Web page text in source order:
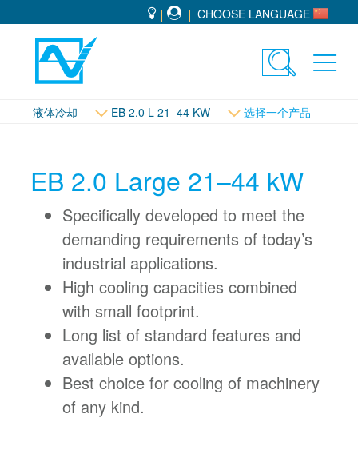
CHOOSE LANGUAGE
Toggle
液体冷却 EB 2.0 L 21–44 KW 选择一个产品
EB 2.0 Large 21–44 kW
Specifically developed to meet the
demanding requirements of today’s
industrial applications.
High cooling capacities combined
with small footprint.
Long list of standard features and
available options.
Best choice for cooling of machinery
of any kind.